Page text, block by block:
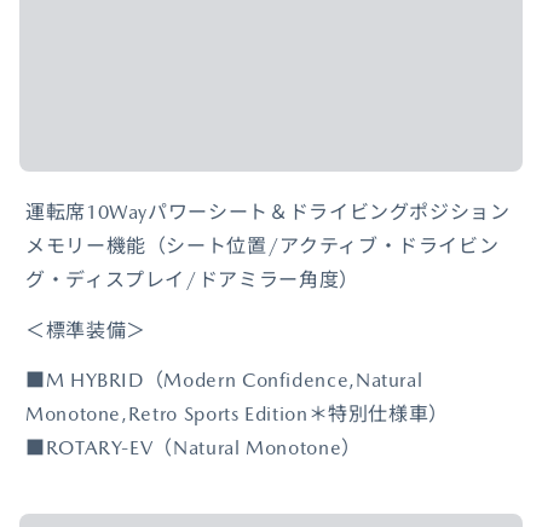
運転席10Wayパワーシート＆ドライビングポジション
メモリー機能（シート位置/アクティブ・ドライビン
グ・ディスプレイ/ドアミラー角度）
＜標準装備＞
■M HYBRID（Modern Confidence,Natural
Monotone,Retro Sports Edition＊特別仕様車）
■ROTARY-EV（Natural Monotone）